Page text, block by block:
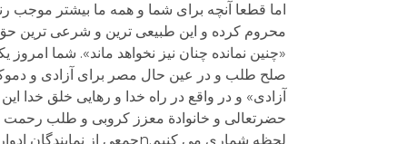
اما قطعا آنچه برای شما و همه ما بیشتر موجب
محروم کرده و این طبیعی ترین و شرعی ترین حق
«چنین نمانده چنان نیز نخواهد ماند». شما
صلح طلب و در عین حال مصر برای آزادی و
حضرتعالی و خانوادة معزز کروبی و طلب رحمت و